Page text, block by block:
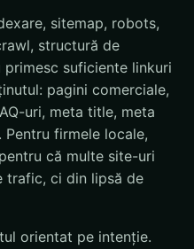
sitemap, robots,
structură de
suficiente linkuri
pagini comerciale,
uri, meta title, meta
firmele locale,
că multe site-uri
trafic, ci din lipsă de
orientat pe intenție.